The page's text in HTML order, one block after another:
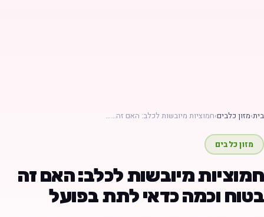
›מזון כלבים›חמוציות מיובשות לכלב: האם זה……
מזון כלבים
מיובשות לכלב: האם זה
וכמה כדאי לתת בפועל